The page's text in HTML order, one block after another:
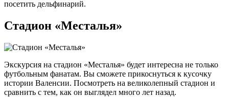
посетить дельфинарий.
Стадион «Месталья»
Экскурсия на стадион «Месталья» будет интересна не только
футбольным фанатам. Вы сможете прикоснуться к кусочку
истории Валенсии. Посмотреть на великолепный стадион и
сравнить с тем, как он выглядел много лет назад.